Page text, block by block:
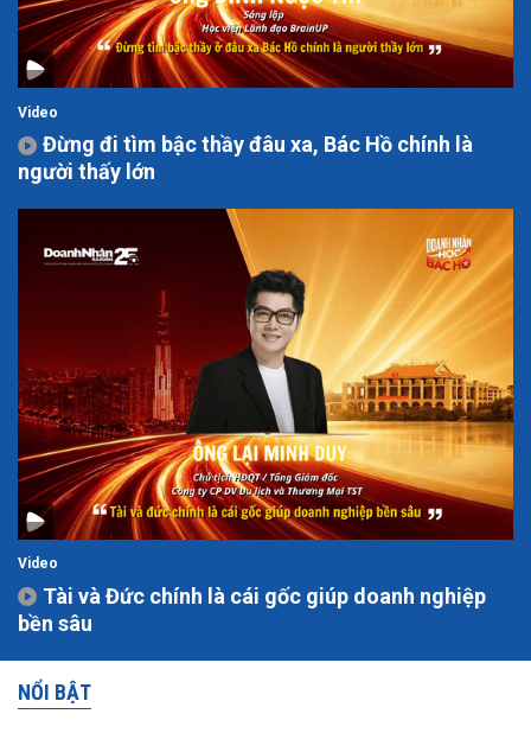
Video
Đừng đi tìm bậc thầy đâu xa, Bác Hồ chính là
người thấy lớn
Video
Tài và Đức chính là cái gốc giúp doanh nghiệp
bền sâu
NỔI BẬT